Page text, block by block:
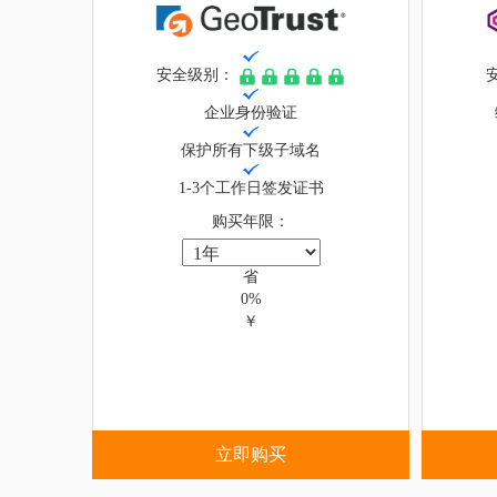
安全级别：
企业身份验证
保护所有下级子域名
1-3个工作日签发证书
购买年限：
省
0%
￥
立即购买